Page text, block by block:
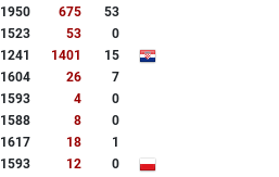
1950 675
53
1523 53
0
1241 1401
15
1604 26
7
1593 4
0
1588 8
0
1617 18
1
1593 12
0